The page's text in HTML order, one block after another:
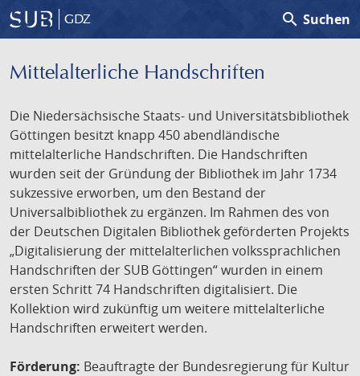
GDZ search Suchen
Mittelalterliche Handschriften
Die Niedersächsische Staats- und Universitätsbibliothek
Göttingen besitzt knapp 450 abendländische
mittelalterliche Handschriften. Die Handschriften
wurden seit der Gründung der Bibliothek im Jahr 1734
sukzessive erworben, um den Bestand der
Universalbibliothek zu ergänzen. Im Rahmen des von
der Deutschen Digitalen Bibliothek geförderten Projekts
„Digitalisierung der mittelalterlichen volkssprachlichen
Handschriften der SUB Göttingen“ wurden in einem
ersten Schritt 74 Handschriften digitalisiert. Die
Kollektion wird zukünftig um weitere mittelalterliche
Handschriften erweitert werden.
Förderung: Beauftragte der Bundesregierung für Kultur